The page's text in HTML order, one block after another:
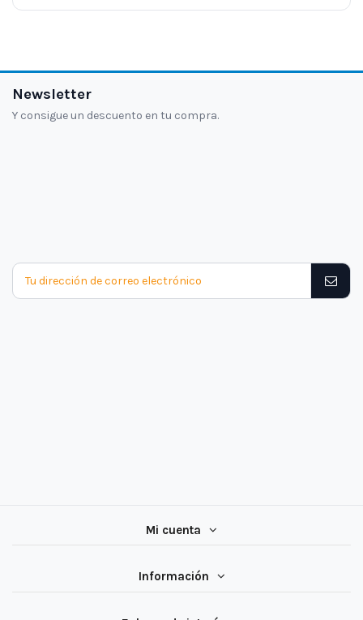
Newsletter
Y consigue un descuento en tu compra.
Mi cuenta
Información